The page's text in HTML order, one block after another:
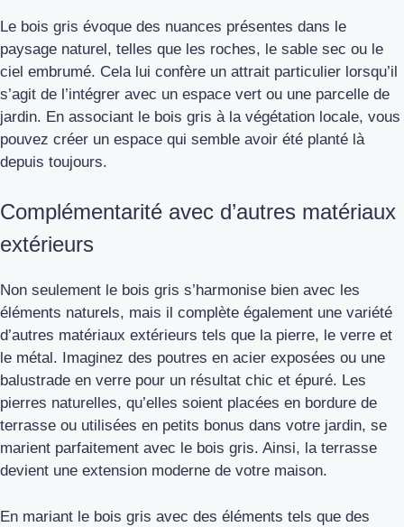
Le bois gris évoque des nuances présentes dans le
paysage naturel, telles que les roches, le sable sec ou le
ciel embrumé. Cela lui confère un attrait particulier lorsqu’il
s’agit de l’intégrer avec un espace vert ou une parcelle de
jardin. En associant le bois gris à la végétation locale, vous
pouvez créer un espace qui semble avoir été planté là
depuis toujours.
Complémentarité avec d’autres matériaux
extérieurs
Non seulement le bois gris s’harmonise bien avec les
éléments naturels, mais il complète également une variété
d’autres matériaux extérieurs tels que la pierre, le verre et
le métal. Imaginez des poutres en acier exposées ou une
balustrade en verre pour un résultat chic et épuré. Les
pierres naturelles, qu’elles soient placées en bordure de
terrasse ou utilisées en petits bonus dans votre jardin, se
marient parfaitement avec le bois gris. Ainsi, la terrasse
devient une extension moderne de votre maison.
En mariant le bois gris avec des éléments tels que des